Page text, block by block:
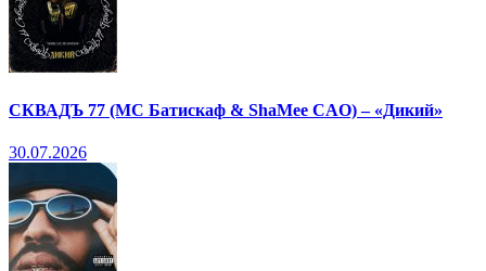
СКВАДЪ 77 (МС Батискаф & ShaMee CAO) – «Дикий»
30.07.2026